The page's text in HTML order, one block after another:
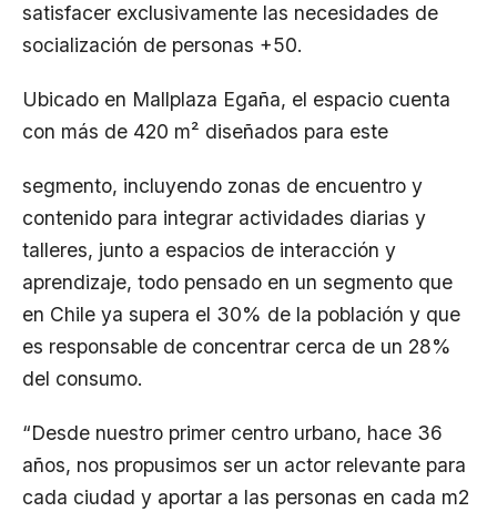
satisfacer exclusivamente las necesidades de
socialización de personas +50.
Ubicado en Mallplaza Egaña, el espacio cuenta
con más de 420 m² diseñados para este
segmento, incluyendo zonas de encuentro y
contenido para integrar actividades diarias y
talleres, junto a espacios de interacción y
aprendizaje, todo pensado en un segmento que
en Chile ya supera el 30% de la población y que
es responsable de concentrar cerca de un 28%
del consumo.
“Desde nuestro primer centro urbano, hace 36
años, nos propusimos ser un actor relevante para
cada ciudad y aportar a las personas en cada m2